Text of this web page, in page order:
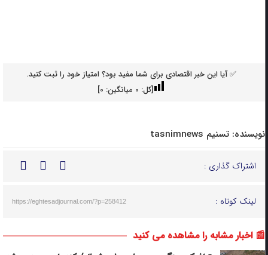
✅ آیا این خبر اقتصادی برای شما مفید بود؟ امتیاز خود را ثبت کنید.
[کل: 0میانگین: 0
]
نویسنده: تسنیم tasnimnews
اشتراک گذاری :
لینک کوتاه : https://eghtesadjournal.com/?p=258412
📰 اخبار مشابه را مشاهده می کنید